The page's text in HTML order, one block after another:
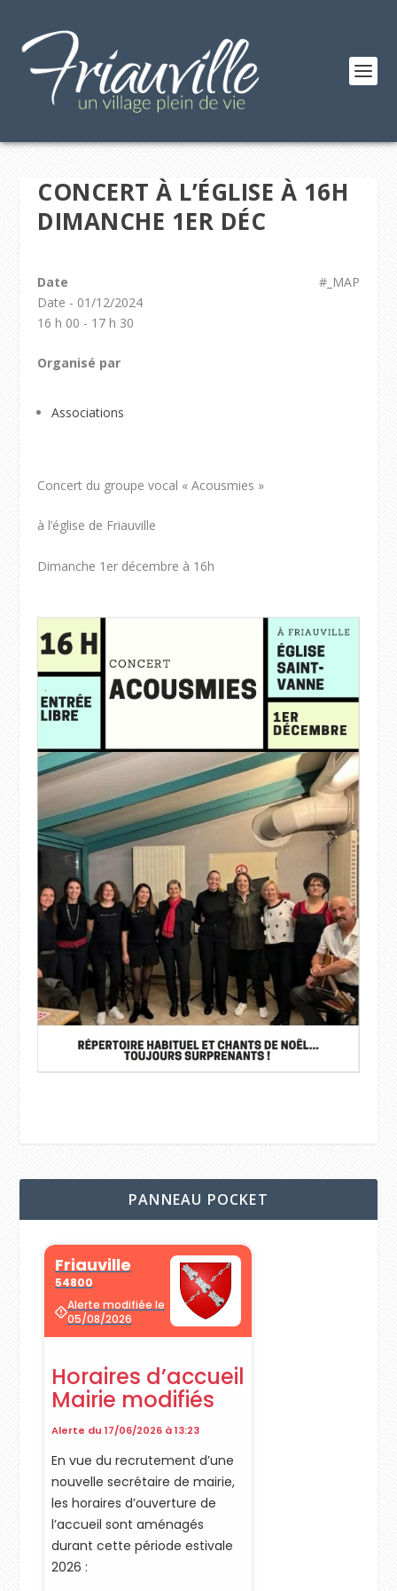
CONCERT À L’ÉGLISE À 16H
DIMANCHE 1ER DÉC
#_MAP
Date
Date - 01/12/2024
16 h 00 - 17 h 30
Organisé par
Associations
Concert du groupe vocal « Acousmies »
à l’église de Friauville
Dimanche 1er décembre à 16h
PANNEAU POCKET